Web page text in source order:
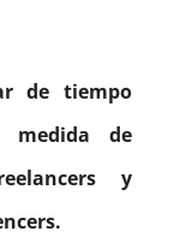
de tiempo
de
y